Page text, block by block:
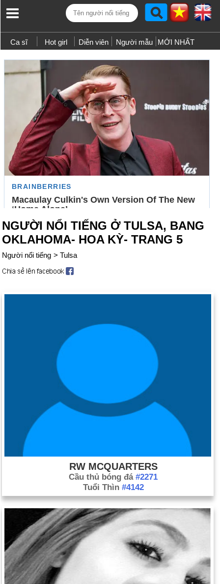
Ca sĩ Hot girl Diễn viên Người mẫu MỚI NHẤT
NGƯỜI NỔI TIẾNG Ở TULSA, BANG
OKLAHOMA- HOA KỲ- TRANG 5
Người nổi tiếng > Tulsa
RW MCQUARTERS
Cầu thủ bóng đá #2271
Tuổi Thìn #4142